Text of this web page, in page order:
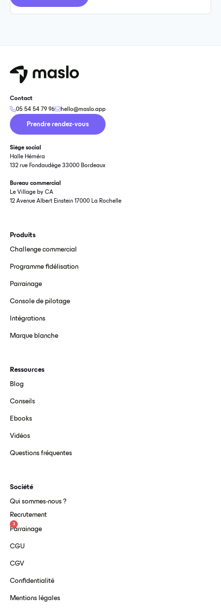
Contact
05 54 54 79 96 hello@maslo.app
Prendre rendez-vous
Siège social
Halle Héméra
132 rue Fondaudège 33000 Bordeaux
Bureau commercial
Le Village by CA
12 Avenue Albert Einstein 17000 La Rochelle
Produits
Challenge commercial
Programme fidélisation
Parrainage
Console de pilotage
Intégrations
Marque blanche
Ressources
Blog
Conseils
Ebooks
Vidéos
Questions fréquentes
Société
Qui sommes-nous ?
Recrutement
3
Parrainage
CGU
CGV
Confidentialité
Mentions légales